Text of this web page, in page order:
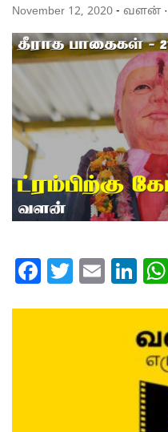
November 12, 2020 - வளன் ·
Facebook
Twitter
Email